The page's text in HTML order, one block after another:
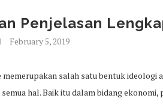
Penjelasan
February 5, 2019
salah satu bentuk ideologi
hal. Baik itu dalam bidang ekonomi,